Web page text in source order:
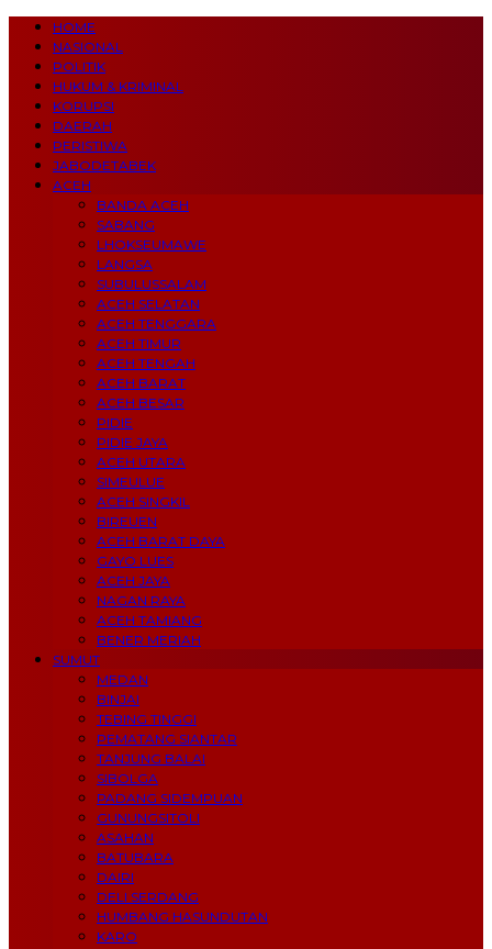
HOME
NASIONAL
POLITIK
HUKUM & KRIMINAL
KORUPSI
DAERAH
PERISTIWA
JABODETABEK
ACEH
BANDA ACEH
SABANG
LHOKSEUMAWE
LANGSA
SUBULUSSALAM
ACEH SELATAN
ACEH TENGGARA
ACEH TIMUR
ACEH TENGAH
ACEH BARAT
ACEH BESAR
PIDIE
PIDIE JAYA
ACEH UTARA
SIMEULUE
ACEH SINGKIL
BIREUEN
ACEH BARAT DAYA
GAYO LUES
ACEH JAYA
NAGAN RAYA
ACEH TAMIANG
BENER MERIAH
SUMUT
MEDAN
BINJAI
TEBING TINGGI
PEMATANG SIANTAR
TANJUNG BALAI
SIBOLGA
PADANG SIDEMPUAN
GUNUNGSITOLI
ASAHAN
BATUBARA
DAIRI
DELI SERDANG
HUMBANG HASUNDUTAN
KARO